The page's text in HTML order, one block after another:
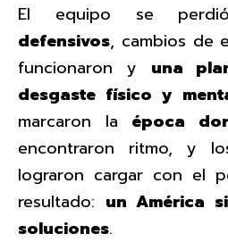
El equipo se
defensivos, cambios de
funcionaron y una
desgaste físico y
marcaron la época
encontraron ritmo, y
lograron cargar con el
resultado: un América
soluciones.